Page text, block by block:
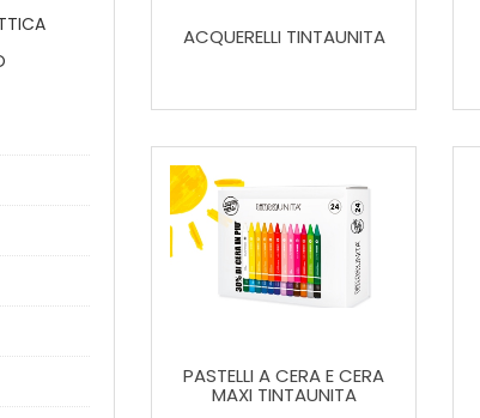
ACQUERELLI TINTAUNITA
PASTELLI A CERA E CERA
MAXI TINTAUNITA